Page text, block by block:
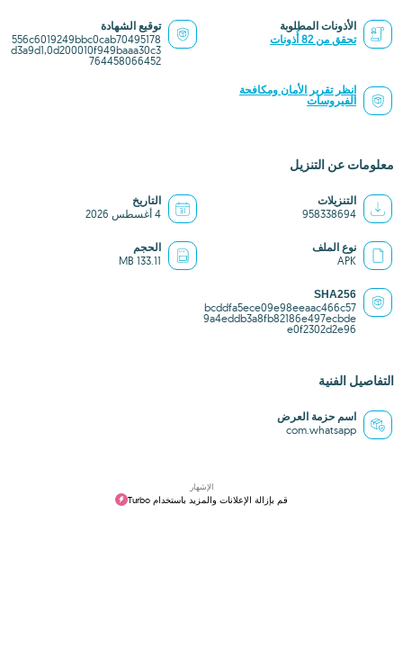
الأذونات المطلوبة
تحقق من 82 أُذونات
توقيع الشهادة
556c6019249bbc0cab70495178
d3a9d1,0d200010f949baaa30c3
764458066452
انظر تقرير الأمان ومكافحة
الفيروسات
معلومات عن التنزيل
التنزيلات
958338694
التاريخ
4 أغسطس 2026
نوع الملف
APK
الحجم
133.11 MB
SHA256
bcddfa5ece09e98eeaac466c57
9a4eddb3a8fb82186e497ecbde
e0f2302d2e96
التفاصيل الفنية
اسم حزمة العرض
com.whatsapp
الإشهار
قم بإزالة الإعلانات والمزيد باستخدام Turbo